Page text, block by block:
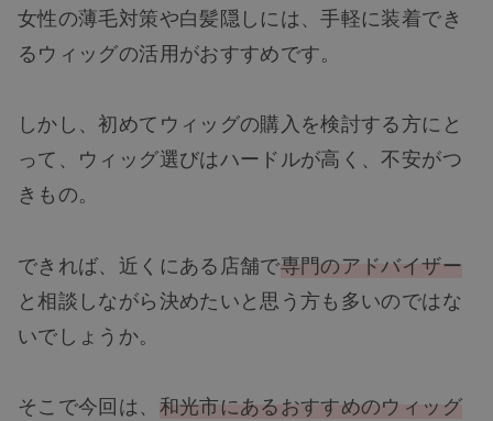
女性の薄毛対策や白髪隠しには、手軽に装着でき
るウィッグの活用がおすすめです。
しかし、初めてウィッグの購入を検討する方にと
って、ウィッグ選びはハードルが高く、不安がつ
きもの。
できれば、近くにある店舗で専門のアドバイザー
と相談しながら決めたいと思う方も多いのではな
いでしょうか。
そこで今回は、 和光市にあるおすすめのウィッグ